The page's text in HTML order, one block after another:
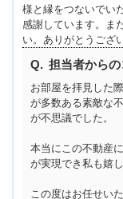
様と縁をつないでい
感謝しています。ま
い。ありがとうござ
担当者からの
お部屋を拝見した
が多数ある素敵な
が不思議でした。
本当にこの不動産
が実現でき私も嬉
この度はお任せい